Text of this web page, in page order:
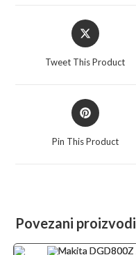
Opens
in
Tweet This Product
Opens
in
Pin This Product
Povezani proizvodi